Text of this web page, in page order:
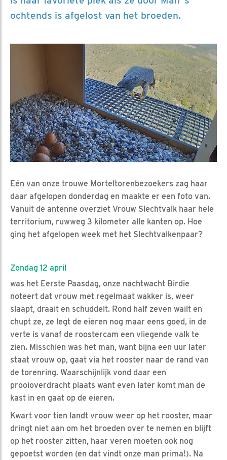
ochtends is afgelost van het broeden.
Eén van onze trouwe Morteltorenbezoekers zag haar
daar afgelopen donderdag en maakte er een foto van.
Vanuit de antenne overziet Vrouw Slechtvalk haar hele
territorium, ruwweg 3 kilometer alle kanten op. Hoe
ging het afgelopen week met het Slechtvalkenpaar?
Zondag 12 april
was het Eerste Paasdag, onze nachtwacht Birdie
noteert dat vrouw met regelmaat wakker is, weer
slaapt, draait en schuddelt. Rond half zeven wailt en
chupt ze, ze legt de eieren nog maar eens goed, in de
verte is vanaf de roostercam een vliegende valk te
zien. Misschien was het man, want bijna een uur later
staat vrouw op, gaat via het rooster naar de rand van
de torenring. Waarschijnlijk vond daar een
prooioverdracht plaats want even later komt man de
kast in en gaat op de eieren.
Kwart voor tien landt vrouw weer op het rooster, maar
dringt niet aan om het broeden over te nemen en blijft
op het rooster zitten, haar veren moeten ook nog
gepoetst worden (en dat vindt onze man prima!). Na